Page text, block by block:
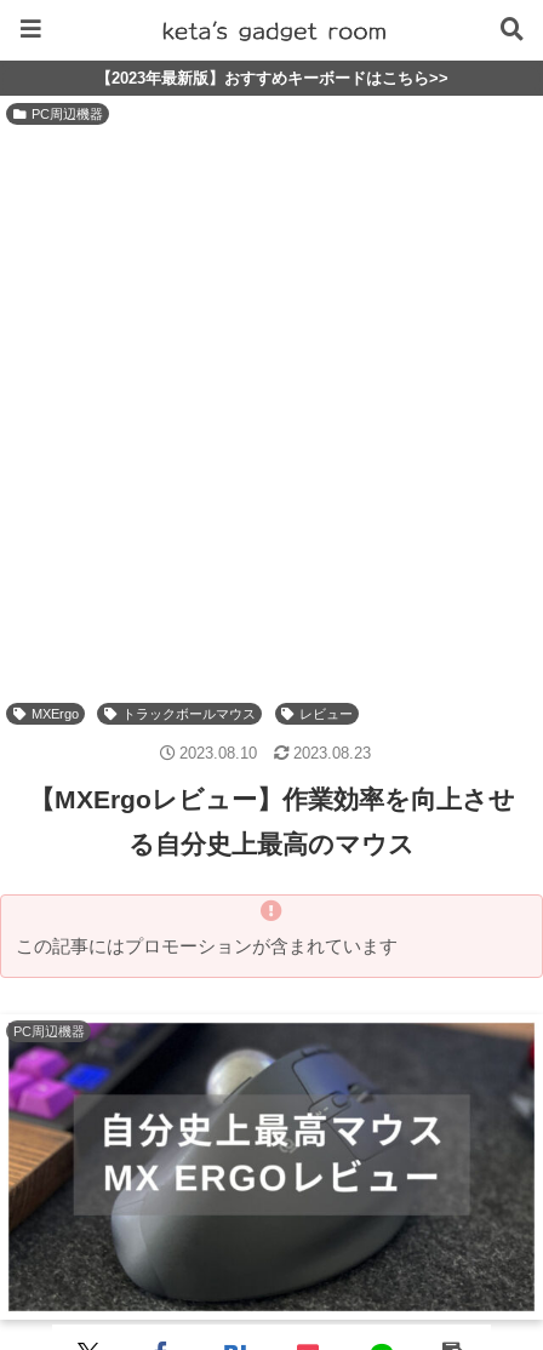
【2023年最新版】おすすめキーボードはこちら>>
PC周辺機器
MXErgo トラックボールマウス レビュー
【MXErgoレビュー】作業効率を向上させ
る自分史上最高のマウス
この記事にはプロモーションが含まれています
PC周辺機器
2023.08.10 2023.08.23